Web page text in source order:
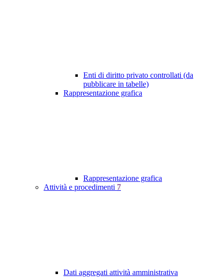
Enti di diritto privato controllati (da
pubblicare in tabelle)
Rappresentazione grafica
Rappresentazione grafica
Attività e procedimenti 7
Dati aggregati attività amministrativa